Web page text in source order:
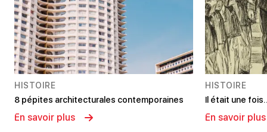
HISTOIRE
8 pépites architecturales contemporaines
En savoir plus
HISTOIRE
Il était une
En savoir plus